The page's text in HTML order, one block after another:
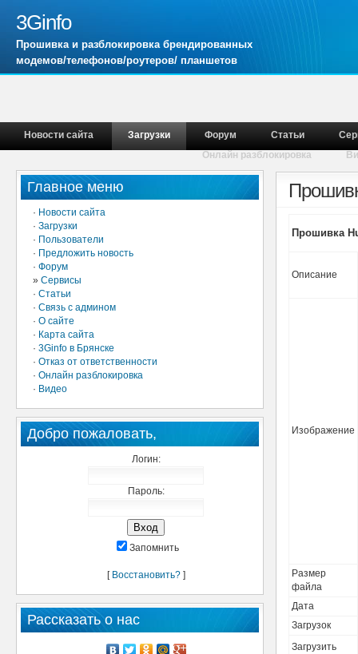
3Ginfo
Прошивка и разблокировка брендированных
модемов/телефонов/роутеров/ планшетов
Новости сайта Загрузки Форум Статьи
Онлайн разблокировка
Главное меню
· Новости сайта
· Загрузки
· Пользователи
· Предложить новость
· Форум
» Сервисы
· Статьи
· Связь с админом
· О сайте
· Карта сайта
· 3Ginfo в Брянске
· Отказ от ответственности
· Онлайн разблокировка
· Видео
Добро пожаловать,
Логин:
Пароль:
Запомнить
[ Восстановить?]
Рассказать о нас
Прошивка
Описание
Изображение
Размер
файла
Дата
Загрузок
Загрузить